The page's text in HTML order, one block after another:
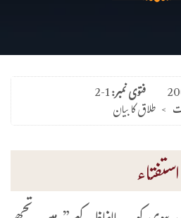
فتوی نمبر:2-1
> طلاق کا بیان
استفتاء